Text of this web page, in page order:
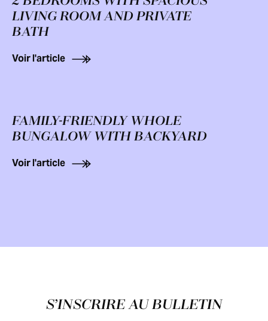
LIVING ROOM AND PRIVATE
BATH
Voir l'article
FAMILY-FRIENDLY WHOLE
BUNGALOW WITH BACKYARD
Voir l'article
Pied de pageS’INSCRIRE AU BULLETIN